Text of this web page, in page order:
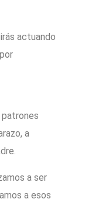
actuando
patrones
a
a ser
a esos